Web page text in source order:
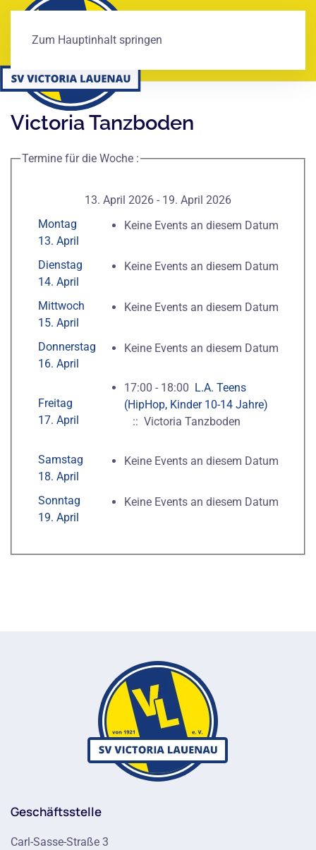
Zum Hauptinhalt springen
Victoria Tanzboden
Termine für die Woche :
13. April 2026 - 19. April 2026
Montag
13. April
Keine Events an diesem Datum
Dienstag
14. April
Keine Events an diesem Datum
Mittwoch
15. April
Keine Events an diesem Datum
Donnerstag
16. April
Keine Events an diesem Datum
Freitag
17. April
17:00 - 18:00 L.A. Teens
(HipHop, Kinder 10-14 Jahre)
:: Victoria Tanzboden
Samstag
18. April
Keine Events an diesem Datum
Sonntag
19. April
Keine Events an diesem Datum
Geschäftsstelle
Carl-Sasse-Straße 3